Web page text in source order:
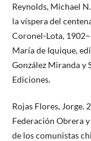
Reynolds, Michael
la víspera del
Coronel-Lota,
María de Iquique,
González Miranda y
Ediciones.
Rojas Flores, Jorge.
Federación Obrera
de los comunistas